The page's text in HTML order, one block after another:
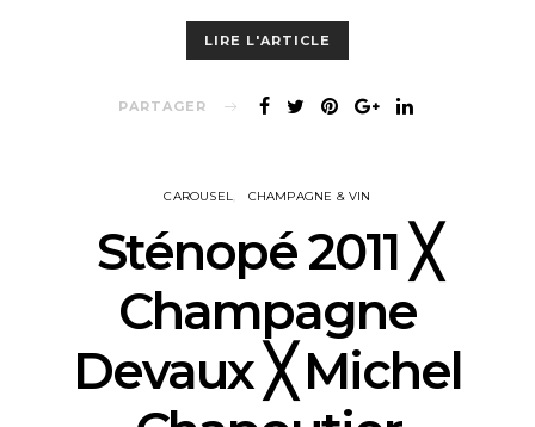
LIRE L'ARTICLE
PARTAGER
CAROUSEL CHAMPAGNE & VIN
Sténopé 2011 ╳
Champagne
Devaux ╳ Michel